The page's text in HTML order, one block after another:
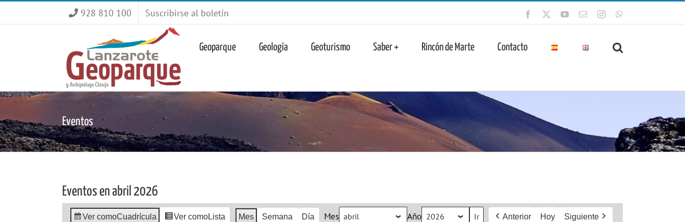
928 810 100 Suscribirse al boletín Facebook YouTube
CorreoInstagram
Geoparque Geología Geoturismo Saber + Rincón de Marte Contacto
Eventos
Eventos en abril 2026
Ver comoCuadrícula Ver comoLista Mes Semana Día Mes Año Anterior Hoy Siguiente